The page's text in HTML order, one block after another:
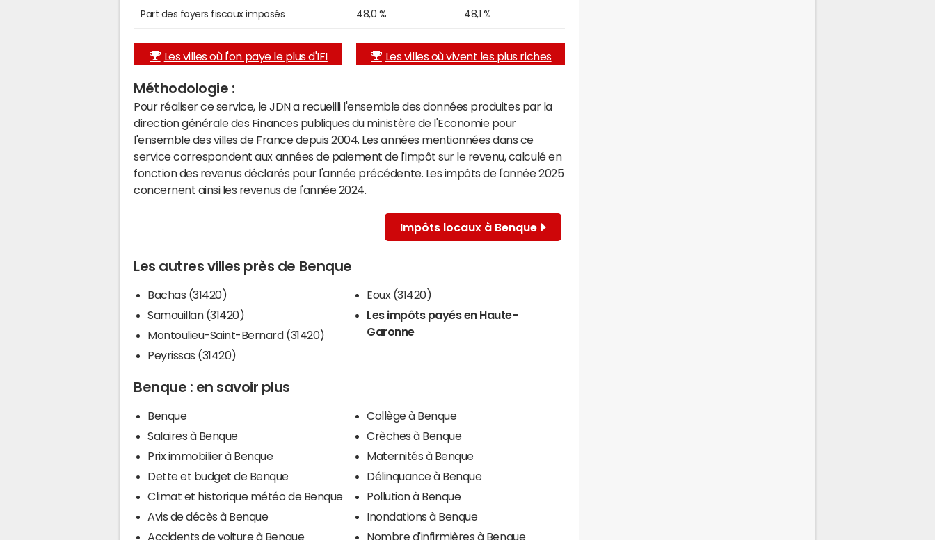
Part des foyers fiscaux imposés 48,0 % 48,1 %
Les villes où l'on paye le plus d'IFI Les villes où vivent les plus riches
Méthodologie :
Pour réaliser ce service, le JDN a recueilli l'ensemble des données produites par la
direction générale des Finances publiques du ministère de l'Economie pour
l'ensemble des villes de France depuis 2004. Les années mentionnées dans ce
service correspondent aux années de paiement de l'impôt sur le revenu, calculé en
fonction des revenus déclarés pour l'année précédente. Les impôts de l'année 2025
concernent ainsi les revenus de l'année 2024.
Impôts locaux à Benque
Les autres villes près de Benque
Bachas (31420)
Samouillan (31420)
Montoulieu-Saint-Bernard (31420)
Peyrissas (31420)
Eoux (31420)
Les impôts payés en Haute-
Garonne
Benque : en savoir plus
Benque
Salaires à Benque
Prix immobilier à Benque
Dette et budget de Benque
Climat et historique météo de Benque
Avis de décès à Benque
Accidents de voiture à Benque
Collège à Benque
Crèches à Benque
Maternités à Benque
Délinquance à Benque
Pollution à Benque
Inondations à Benque
Nombre d'infirmières à Benque